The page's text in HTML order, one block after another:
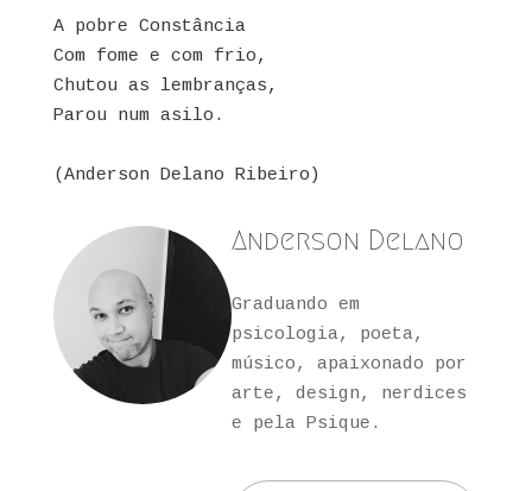
A pobre Constância
Com fome e com frio,
Chutou as lembranças,
Parou num asilo.
(Anderson Delano Ribeiro)
Anderson Delano
Graduando em
psicologia, poeta,
músico, apaixonado por
arte, design, nerdices
e pela Psique.